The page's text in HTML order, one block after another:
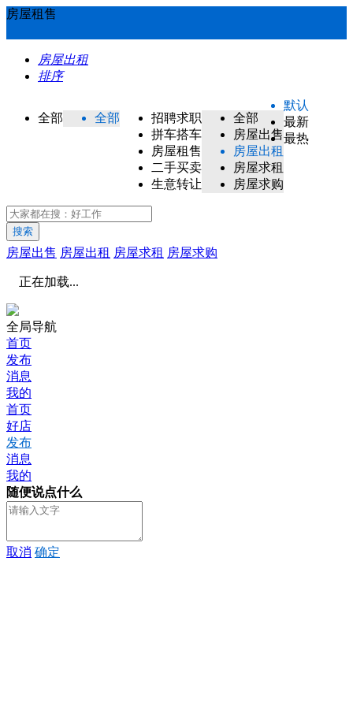
房屋租售
房屋出租
排序
全部 全部
招聘求职
拼车搭车
房屋租售
二手买卖
生意转让
全部
房屋出售
房屋出租
房屋求租
房屋求购
默认
最新
最热
搜索
房屋出售 房屋出租 房屋求租 房屋求购
正在加载...
全局导航
首页
发布
消息
我的
首页
好店
发布
消息
我的
随便说点什么
取消 确定